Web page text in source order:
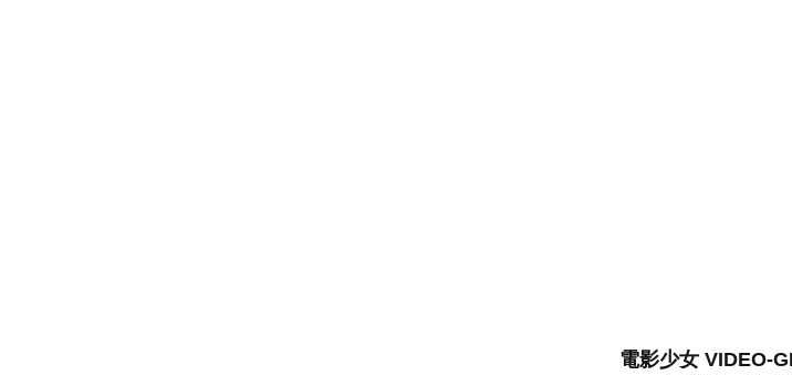
電影少女 VIDEO-